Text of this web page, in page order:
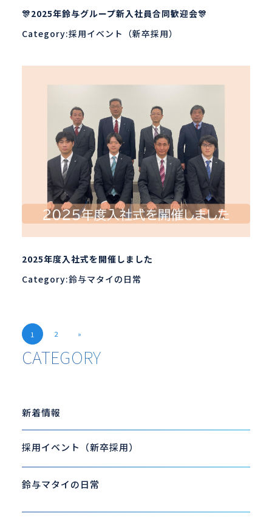
🎊2025年鈴与グループ新入社員合同歓迎会🎊
Category:採用イベント（新卒採用）
2025年度入社式を開催しました
Category:鈴与マタイの日常
1 2 »
CATEGORY
新着情報
採用イベント（新卒採用）
鈴与マタイの日常